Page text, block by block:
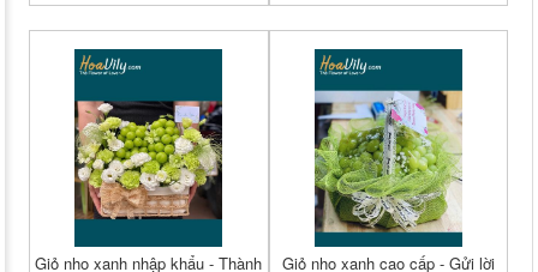
Giỏ nho xanh nhập khẩu - Thành
Giỏ nho xanh cao cấp - Gửi lời